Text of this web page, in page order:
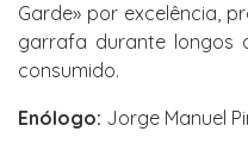
Garde» por excelência,
garrafa durante longos
consumido.
Enólogo: Jorge Manuel